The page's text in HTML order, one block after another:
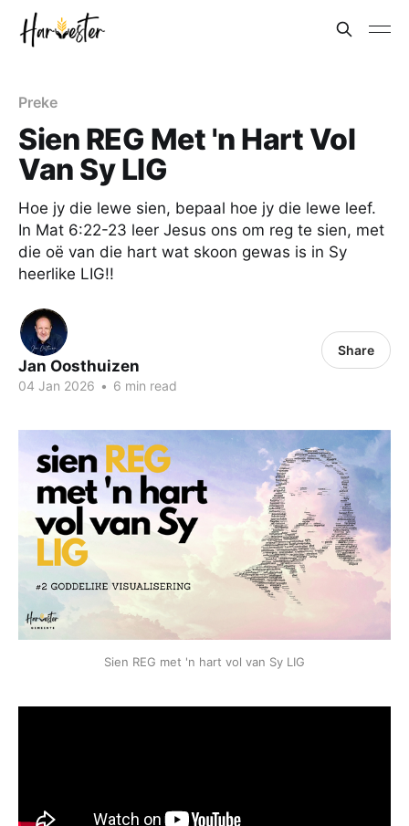
Preke
Sien REG Met 'n Hart Vol
Van Sy LIG
Hoe jy die lewe sien, bepaal hoe jy die lewe leef.
In Mat 6:22-23 leer Jesus ons om reg te sien, met
die oë van die hart wat skoon gewas is in Sy
heerlike LIG!!
Jan Oosthuizen
04 Jan 2026 • 6 min read
Share
Sien REG met 'n hart vol van Sy LIG